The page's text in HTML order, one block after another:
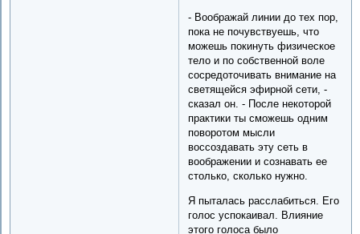
- Воображай линии до тех пор,
пока не почувствуешь, что
можешь покинуть физическое
тело и по собственной воле
сосредоточивать внимание на
светящейся эфирной сети, -
сказал он. - После некоторой
практики ты сможешь одним
поворотом мысли
воссоздавать эту сеть в
воображении и сознавать ее
столько, сколько нужно.
Я пыталась расслабиться. Его
голос успокаивал. Влияние
этого голоса было